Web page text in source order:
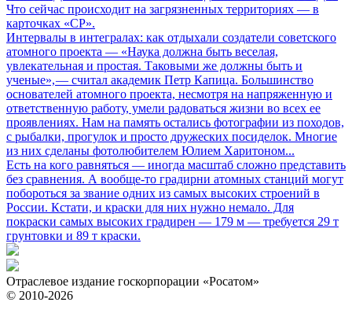
Что сейчас происходит на загрязненных территориях — в
карточках «СР».
Интервалы в интегралах: как отдыхали создатели советского
атомного проекта — «Наука должна быть веселая,
увлекательная и простая. Таковыми же должны быть и
ученые», — считал академик Петр Капица. Большинство
основателей атомного проекта, несмотря на напряженную и
ответственную работу, умели радоваться жизни во всех ее
проявлениях. Нам на память остались фотографии из походов,
с рыбалки, прогулок и просто дружеских посиделок. Многие
из них сделаны фотолюбителем Юлием Харитоном...
Есть на кого равняться — иногда масштаб сложно представить
без сравнения. А вообще-то градирни атомных станций могут
побороться за звание одних из самых высоких строений в
России. Кстати, и краски для них нужно немало. Для
покраски самых высоких градирен — 179 м — требуется 29 т
грунтовки и 89 т краски.
Отраслевое издание госкорпорации «Росатом»
© 2010-2026